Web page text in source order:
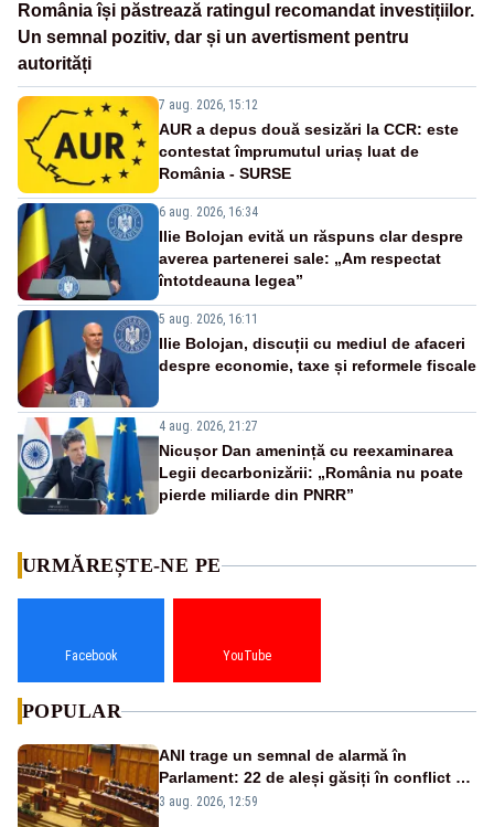
România își păstrează ratingul recomandat investițiilor.
Un semnal pozitiv, dar și un avertisment pentru
autorități
7 aug. 2026, 15:12
AUR a depus două sesizări la CCR: este
contestat împrumutul uriaș luat de
România - SURSE
6 aug. 2026, 16:34
Ilie Bolojan evită un răspuns clar despre
averea partenerei sale: „Am respectat
întotdeauna legea”
5 aug. 2026, 16:11
Ilie Bolojan, discuții cu mediul de afaceri
despre economie, taxe și reformele fiscale
4 aug. 2026, 21:27
Nicușor Dan amenință cu reexaminarea
Legii decarbonizării: „România nu poate
pierde miliarde din PNRR”
URMĂREȘTE-NE PE
Facebook YouTube
POPULAR
ANI trage un semnal de alarmă în
Parlament: 22 de aleși găsiți în conflict de
interese au rămas în funcții
3 aug. 2026, 12:59